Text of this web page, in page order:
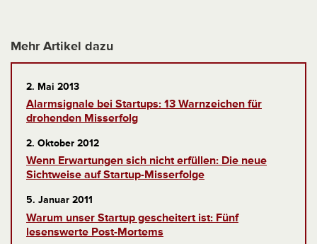
Mehr Artikel dazu
2. Mai 2013
Alarmsignale bei Startups: 13 Warnzeichen für
drohenden Misserfolg
2. Oktober 2012
Wenn Erwartungen sich nicht erfüllen: Die neue
Sichtweise auf Startup-Misserfolge
5. Januar 2011
Warum unser Startup gescheitert ist: Fünf
lesenswerte Post-Mortems